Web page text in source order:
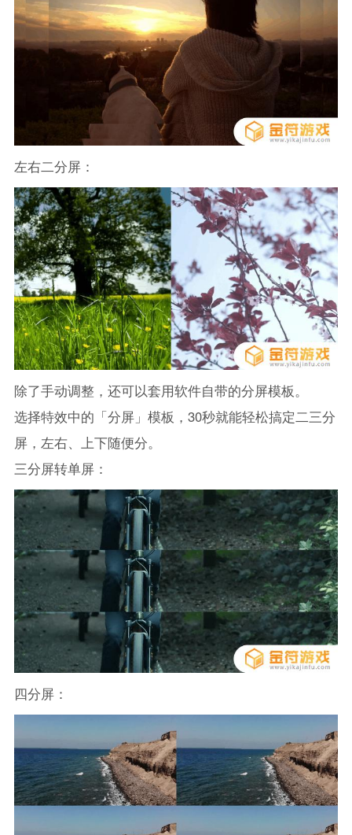
左右二分屏：
除了手动调整，还可以套用软件自带的分屏模板。
选择特效中的「分屏」模板，30秒就能轻松搞定二三分
屏，左右、上下随便分。
三分屏转单屏：
四分屏：